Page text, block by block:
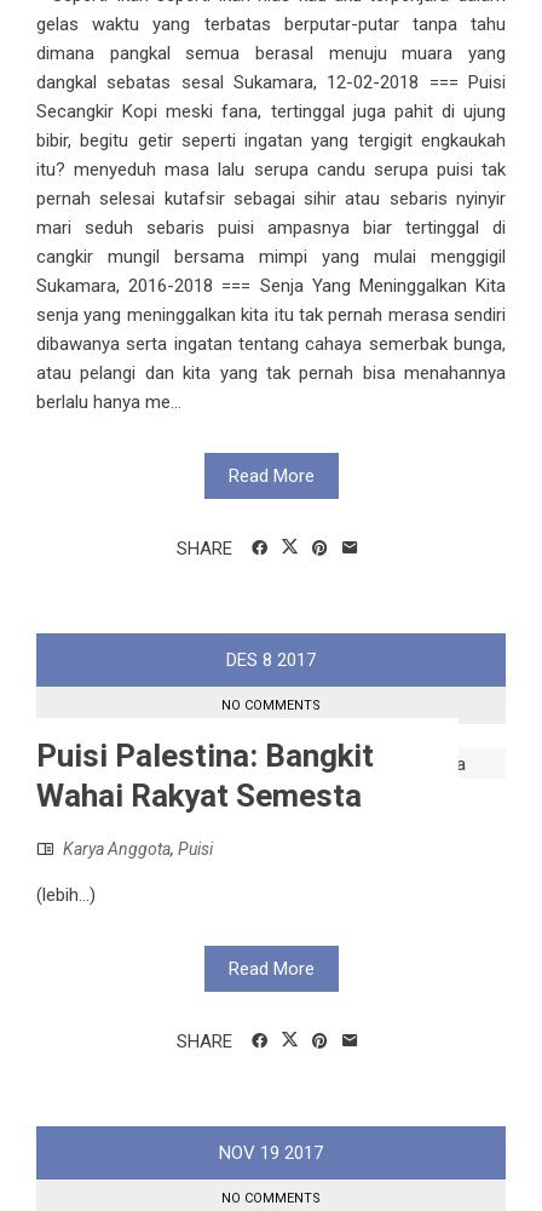
gelas waktu yang terbatas berputar-putar tanpa tahu
dimana pangkal semua berasal menuju muara yang
dangkal sebatas sesal Sukamara, 12-02-2018 === Puisi
Secangkir Kopi meski fana, tertinggal juga pahit di ujung
bibir, begitu getir seperti ingatan yang tergigit engkaukah
itu? menyeduh masa lalu serupa candu serupa puisi tak
pernah selesai kutafsir sebagai sihir atau sebaris nyinyir
mari seduh sebaris puisi ampasnya biar tertinggal di
cangkir mungil bersama mimpi yang mulai menggigil
Sukamara, 2016-2018 === Senja Yang Meninggalkan Kita
senja yang meninggalkan kita itu tak pernah merasa sendiri
dibawanya serta ingatan tentang cahaya semerbak bunga,
atau pelangi dan kita yang tak pernah bisa menahannya
berlalu hanya me...
Read More
SHARE
DES 8 2017
NO COMMENTS
Puisi Palestina: Bangkit
Wahai Rakyat Semesta
Karya Anggota, Puisi
(lebih…)
Read More
SHARE
NOV 19 2017
NO COMMENTS